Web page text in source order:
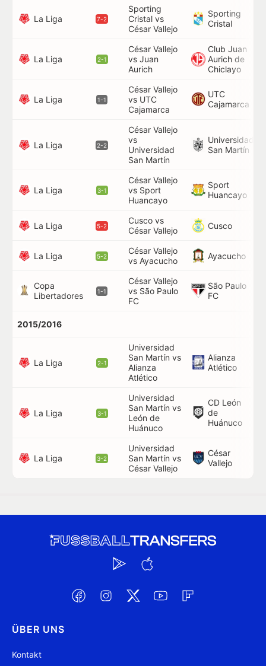
La Liga 7-2
Sporting
Cristal vs
César Vallejo
Sporting
Cristal
La Liga 2-1
César Vallejo
vs Juan
Aurich
Club Juan
Aurich de
Chiclayo
La Liga 1-1
César Vallejo
vs UTC
Cajamarca
UTC
Cajamarca
La Liga 2-2
César Vallejo
vs
Universidad
San Martín
Universidad
San Martín
La Liga 3-1
César Vallejo
vs Sport
Huancayo
Sport
Huancayo
La Liga 5-2
Cusco vs
César Vallejo
Cusco
La Liga 5-2
César Vallejo
vs Ayacucho
Ayacucho
Copa
Libertadores
1-1
César Vallejo
vs São Paulo
FC
São Paulo
FC
2015/2016
La Liga 2-1
Universidad
San Martín vs
Alianza
Atlético
Alianza
Atlético
La Liga 3-1
Universidad
San Martín vs
León de
Huánuco
CD León
de
Huánuco
La Liga 3-2
Universidad
San Martín vs
César Vallejo
César
Vallejo
ÜBER UNS
Kontakt